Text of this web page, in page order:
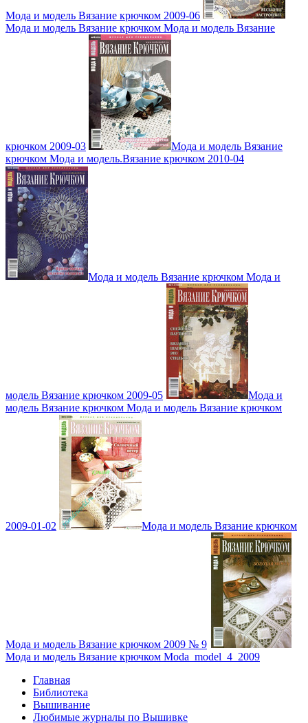
Мода и модель Вязание крючком 2009-06
Мода и модель Вязание крючком Мода и модель Вязание
крючком 2009-03
Мода и модель Вязание
крючком Мода и модель.Вязание крючком 2010-04
Мода и модель Вязание крючком Мода и
модель Вязание крючком 2009-05
Мода и
модель Вязание крючком Мода и модель Вязание крючком
2009-01-02 Мода и модель Вязание крючком
Мода и модель Вязание крючком 2009 № 9
Мода и модель Вязание крючком Moda_model_4_2009
Главная
Библиотека
Вышивание
Любимые журналы по Вышивке